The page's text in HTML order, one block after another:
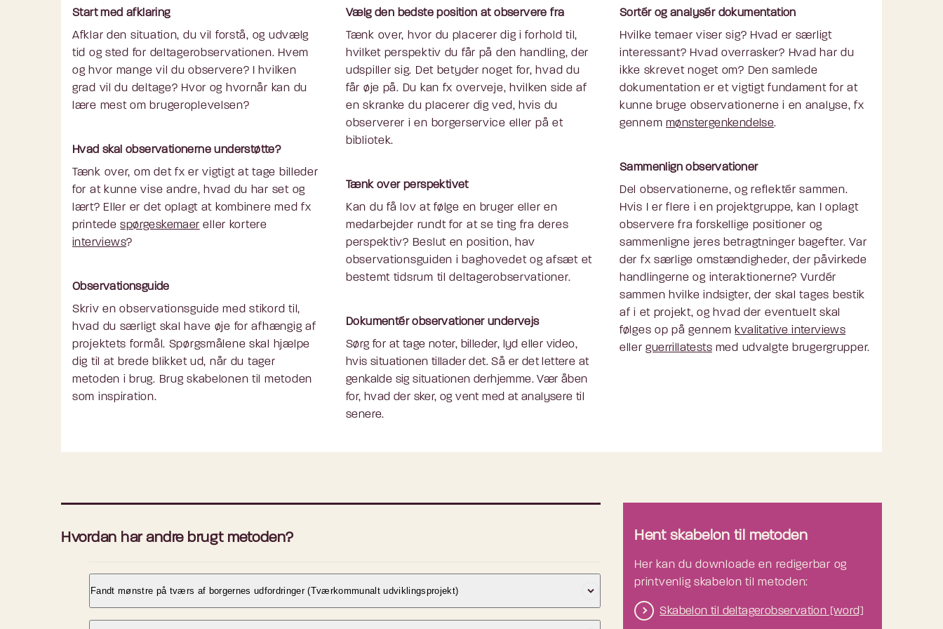
Start med afklaring
Afklar den situation, du vil forstå, og udvælg
tid og sted for deltagerobservationen. Hvem
og hvor mange vil du observere? I hvilken
grad vil du deltage? Hvor og hvornår kan du
lære mest om brugeroplevelsen?
Hvad skal observationerne understøtte?
Tænk over, om det fx er vigtigt at tage billeder
for at kunne vise andre, hvad du har set og
lært? Eller er det oplagt at kombinere med fx
printedespørgeskemaer eller kortere
interviews?
Observationsguide
Skriv en observationsguide med stikord til,
hvad du særligt skal have øje for afhængig af
projektets formål. Spørgsmålene skal hjælpe
dig til at brede blikket ud, når du tager
metoden i brug. Brug skabelonen til metoden
som inspiration.
Vælg den bedste position at observere fra
Tænk over, hvor du placerer dig i forhold til,
hvilket perspektiv du får på den handling, der
udspiller sig. Det betyder noget for, hvad du
får øje på. Du kan fx overveje, hvilken side af
en skranke du placerer dig ved, hvis du
observerer i en borgerservice eller på et
bibliotek.
Tænk over perspektivet
Kan du få lov at følge en bruger eller en
medarbejder rundt for at se ting fra deres
perspektiv? Beslut en position, hav
observationsguiden i baghovedet og afsæt et
bestemt tidsrum til deltagerobservationer.
Dokumentér observationer undervejs
Sørg for at tage noter, billeder, lyd eller video,
hvis situationen tillader det. Så er det lettere at
genkalde sig situationen derhjemme. Vær åben
for, hvad der sker, og vent med at analysere til
senere.
Sortér og analysér dokumentation
Hvilke temaer viser sig? Hvad er særligt
interessant? Hvad overrasker? Hvad har du
ikke skrevet noget om? Den samlede
dokumentation er et vigtigt fundament for at
kunne bruge observationerne i en analyse, fx
gennemmønstergenkendelse.
Sammenlign observationer
Del observationerne, og reflektér sammen.
Hvis I er flere i en projektgruppe, kan I oplagt
observere fra forskellige positioner og
sammenligne jeres betragtninger bagefter. Var
der fx særlige omstændigheder, der påvirkede
handlingerne og interaktionerne? Vurdér
sammen hvilke indsigter, der skal tages bestik
af i et projekt, og hvad der eventuelt skal
følges op på gennemkvalitative interviews
ellerguerrillatestsmed udvalgte brugergrupper.
Hvordan har andre brugt metoden?
Fandt mønstre på tværs af borgernes udfordringer (Tværkommunalt udviklingsprojekt)
Hent skabelon til metoden
Her kan du downloade en redigerbar og
printvenlig skabelon til metoden:
Skabelon til deltagerobservation [word]